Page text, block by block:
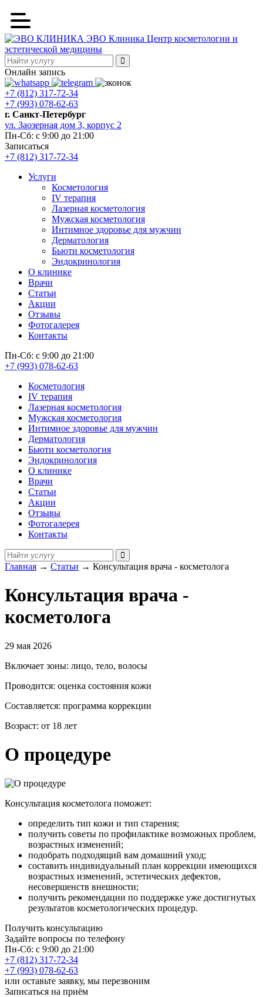
ЭВО Клиника Центр косметологии и
эстетической медицины
Онлайн запись
+7 (812) 317-72-34
+7 (993) 078-62-63
г. Санкт-Петербург
ул. Заозерная дом 3, корпус 2
Пн-Сб: с 9:00 до 21:00
Записаться
+7 (812) 317-72-34
Услуги
Косметология
IV терапия
Лазерная косметология
Мужская косметология
Интимное здоровье для мужчин
Дерматология
Бьюти косметология
Эндокринология
О клинике
Врачи
Статьи
Акции
Отзывы
Фотогалерея
Контакты
Пн-Сб: с 9:00 до 21:00
+7 (993) 078-62-63
Косметология
IV терапия
Лазерная косметология
Мужская косметология
Интимное здоровье для мужчин
Дерматология
Бьюти косметология
Эндокринология
О клинике
Врачи
Статьи
Акции
Отзывы
Фотогалерея
Контакты
Главная → Статьи → Консультация врача - косметолога
Консультация врача -
косметолога
29 мая 2026
Включает зоны: лицо, тело, волосы
Проводится: оценка состояния кожи
Составляется: программа коррекции
Возраст: от 18 лет
О процедуре
Консультация косметолога поможет:
определить тип кожи и тип старения;
получить советы по профилактике возможных проблем,
возрастных изменений;
подобрать подходящий вам домашний уход;
составить индивидуальный план коррекции имеющихся
возрастных изменений, эстетических дефектов,
несовершенств внешности;
получить рекомендации по поддержке уже достигнутых
результатов косметологических процедур.
Получить консультацию
Задайте вопросы по телефону
Пн-Сб: с 9:00 до 21:00
+7 (812) 317-72-34
+7 (993) 078-62-63
или оставьте заявку, мы перезвоним
Записаться на приём